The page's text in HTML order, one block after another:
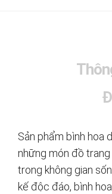
Sản phẩm bình hoa
những món đồ
trong không gian
kế độc đáo, bình